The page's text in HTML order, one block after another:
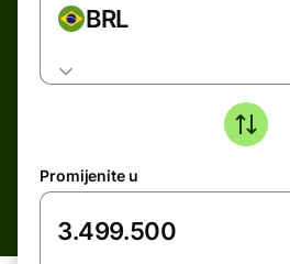
BRL
Promijenite u